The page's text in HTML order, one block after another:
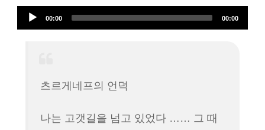
00:00 00:00
츠르게네프의 언덕
나는 고갯길을 넘고 있었다 …… 그 때